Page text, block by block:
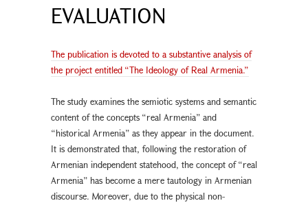
EVALUATION
The publication is devoted to a substantive analysis of
the project entitled “The Ideology of Real Armenia.”
The study examines the semiotic systems and semantic
content of the concepts “real Armenia” and
“historical Armenia” as they appear in the document.
It is demonstrated that, following the restoration of
Armenian independent statehood, the concept of “real
Armenia” has become a mere tautology in Armenian
discourse. Moreover, due to the physical non-